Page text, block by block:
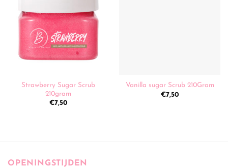
Strawberry Sugar Scrub
210gram
€7,50
Vanilla sugar Scrub 210Gram
€7,50
OPENINGSTIJDEN